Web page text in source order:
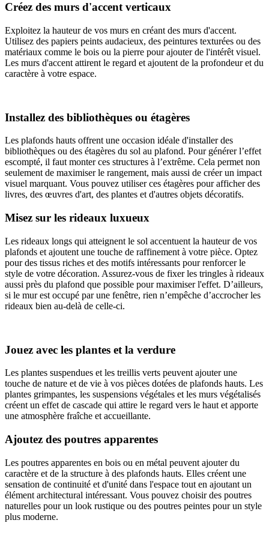
Créez des murs d'accent verticaux
Exploitez la hauteur de vos murs en créant des murs d'accent.
Utilisez des papiers peints audacieux, des peintures texturées ou des
matériaux comme le bois ou la pierre pour ajouter de l'intérêt visuel.
Les murs d'accent attirent le regard et ajoutent de la profondeur et du
caractère à votre espace.
Installez des bibliothèques ou étagères
Les plafonds hauts offrent une occasion idéale d'installer des
bibliothèques ou des étagères du sol au plafond. Pour générer l’effet
escompté, il faut monter ces structures à l’extrême. Cela permet non
seulement de maximiser le rangement, mais aussi de créer un impact
visuel marquant. Vous pouvez utiliser ces étagères pour afficher des
livres, des œuvres d'art, des plantes et d'autres objets décoratifs.
Misez sur les rideaux luxueux
Les rideaux longs qui atteignent le sol accentuent la hauteur de vos
plafonds et ajoutent une touche de raffinement à votre pièce. Optez
pour des tissus riches et des motifs intéressants pour renforcer le
style de votre décoration. Assurez-vous de fixer les tringles à rideaux
aussi près du plafond que possible pour maximiser l'effet. D’ailleurs,
si le mur est occupé par une fenêtre, rien n’empêche d’accrocher les
rideaux bien au-delà de celle-ci.
Jouez avec les plantes et la verdure
Les plantes suspendues et les treillis verts peuvent ajouter une
touche de nature et de vie à vos pièces dotées de plafonds hauts. Les
plantes grimpantes, les suspensions végétales et les murs végétalisés
créent un effet de cascade qui attire le regard vers le haut et apporte
une atmosphère fraîche et accueillante.
Ajoutez des poutres apparentes
Les poutres apparentes en bois ou en métal peuvent ajouter du
caractère et de la structure à des plafonds hauts. Elles créent une
sensation de continuité et d'unité dans l'espace tout en ajoutant un
élément architectural intéressant. Vous pouvez choisir des poutres
naturelles pour un look rustique ou des poutres peintes pour un style
plus moderne.